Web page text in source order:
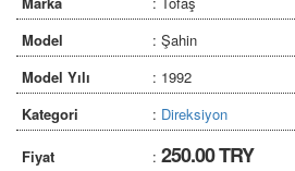
Model
: Şahin
Model Yılı
: 1992
Kategori
: Direksiyon
Fiyat : 250.00 TRY